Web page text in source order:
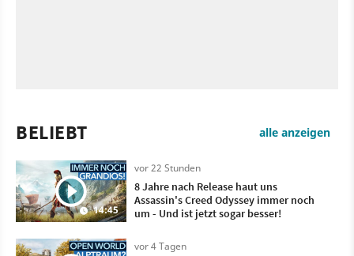
BELIEBT alle anzeigen
14:45
vor 22 Stunden
8 Jahre nach Release haut uns
Assassin's Creed Odyssey immer noch
um - Und ist jetzt sogar besser!
vor 4 Tagen